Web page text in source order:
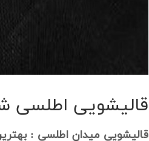
قالیشویی اطلسی
قالیشویی میدان اطلسی :